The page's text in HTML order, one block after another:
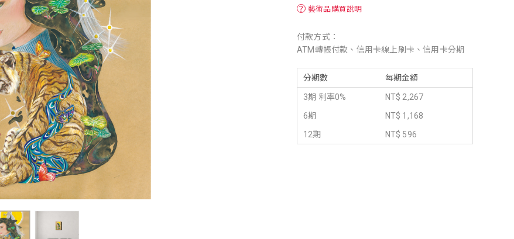
？ 藝術品購買說明
付款方式：
ATM轉帳付款、信用卡線上刷卡、信用卡分期
分期數 每期金額
3期 利率0%
NT$ 2,267
6期
NT$ 1,168
12期
NT$ 596